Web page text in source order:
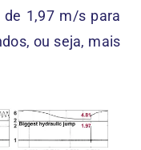
de 1,97 m/s para
ou seja, mais